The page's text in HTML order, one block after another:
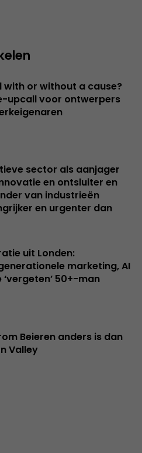
with or without a cause?
upcall voor ontwerpers
sector als aanjager
en ontsluiter en
van industrieën
en urgenter dan
uit Londen:
marketing, AI
‘vergeten’ 50+-man
Beieren anders is dan
Valley